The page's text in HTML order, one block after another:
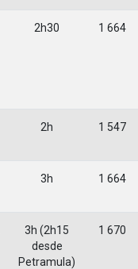
2h30 1 664
2h 1 547
3h 1 664
3h (2h15
desde
Petramula)
1 670